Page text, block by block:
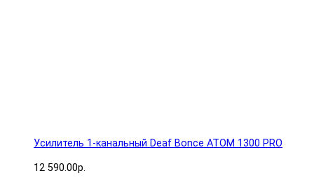
Усилитель 1-канальный Deaf Bonce ATOM 1300 PRO
12 590.00р.